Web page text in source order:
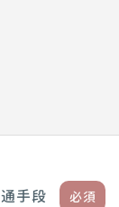
手段 必須